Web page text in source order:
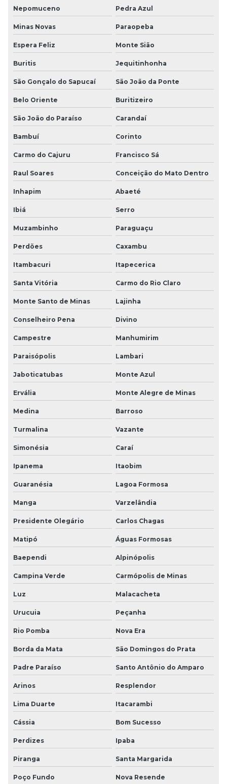
Nepomuceno Pedra Azul
Minas Novas Paraopeba
Espera Feliz Monte Sião
Buritis Jequitinhonha
São Gonçalo do Sapucaí São João da Ponte
Belo Oriente Buritizeiro
São João do Paraíso Carandaí
Bambuí Corinto
Carmo do Cajuru Francisco Sá
Raul Soares Conceição do Mato Dentro
Inhapim Abaeté
Ibiá Serro
Muzambinho Paraguaçu
Perdões Caxambu
Itambacuri Itapecerica
Santa Vitória Carmo do Rio Claro
Monte Santo de Minas Lajinha
Conselheiro Pena Divino
Campestre Manhumirim
Paraisópolis Lambari
Jaboticatubas Monte Azul
Ervália Monte Alegre de Minas
Medina Barroso
Turmalina Vazante
Simonésia Caraí
Ipanema Itaobim
Guaranésia Lagoa Formosa
Manga Varzelândia
Presidente Olegário Carlos Chagas
Matipó Águas Formosas
Baependi Alpinópolis
Campina Verde Carmópolis de Minas
Luz Malacacheta
Urucuia Peçanha
Rio Pomba Nova Era
Borda da Mata São Domingos do Prata
Padre Paraíso Santo Antônio do Amparo
Arinos Resplendor
Lima Duarte Itacarambi
Cássia Bom Sucesso
Perdizes Ipaba
Piranga Santa Margarida
Poço Fundo Nova Resende